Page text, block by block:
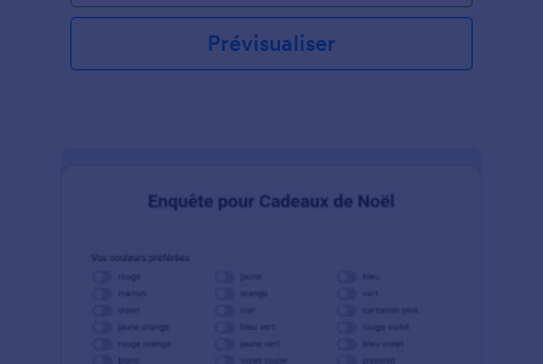
employeur. Il lui permettra de choisir le type de vin,
de chocolat, de biscuits et de fromage qu'il recevra.
Ce formulaire de Choix des Cadeaux de Noël
répondant de sélectionner le type de produit qu'il
formulaire d'insérer l'image de chaque produit qui
rendra le formulaire plus attrayant et présentable.
Cet outil dispose d'une fonction de calcul qui
additionne automatiquement le montant total des
produits sélectionnés. Ce modèle de formulaire peut
Prévisualiser